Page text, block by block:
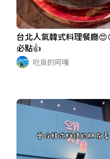
台北人氣韓式料理餐廳
必點👍
吃貨的阿嘎